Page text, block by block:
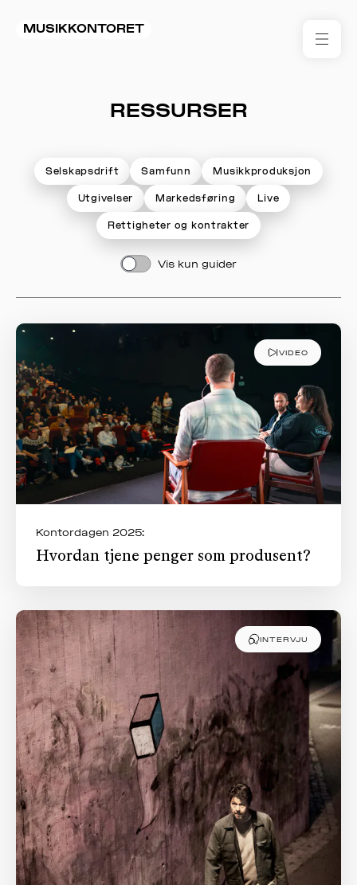
MUSIKKONTORET
RESSURSER
Selskapsdrift Samfunn Musikkproduksjon
Utgivelser Markedsføring Live
Rettigheter og kontrakter
Vis kun guider
VIDEO
Kontordagen 2025:
Hvordan tjene penger som produsent?
INTERVJU